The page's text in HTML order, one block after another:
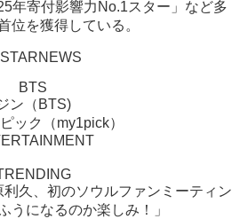
年寄付影響力No.1スター」など多
位を獲得している。
BTS
ン（BTS)
ック（my1pick）
利久、初のソウルファンミーティン
になるのか楽しみ！」